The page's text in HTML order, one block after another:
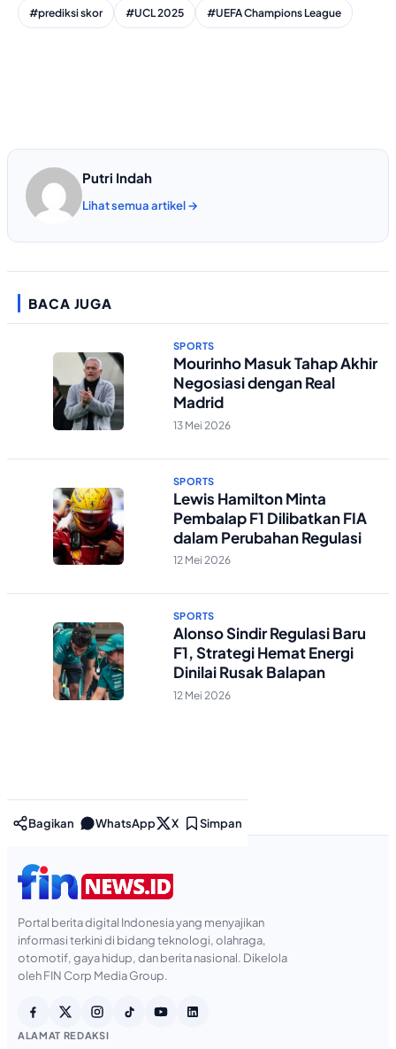
#prediksi skor #UCL 2025 #UEFA Champions League
Putri Indah
Lihat semua artikel →
BACA JUGA
SPORTS
Mourinho Masuk Tahap Akhir
Negosiasi dengan Real
Madrid
13 Mei 2026
SPORTS
Lewis Hamilton Minta
Pembalap F1 Dilibatkan FIA
dalam Perubahan Regulasi
12 Mei 2026
SPORTS
Alonso Sindir Regulasi Baru
F1, Strategi Hemat Energi
Dinilai Rusak Balapan
12 Mei 2026
Bagikan WhatsApp X Simpan
Portal berita digital Indonesia yang menyajikan
informasi terkini di bidang teknologi, olahraga,
otomotif, gaya hidup, dan berita nasional. Dikelola
oleh FIN Corp Media Group.
ALAMAT REDAKSI